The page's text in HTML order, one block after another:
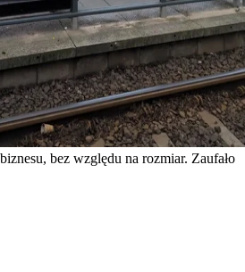
bez względu na rozmiar. Zaufało